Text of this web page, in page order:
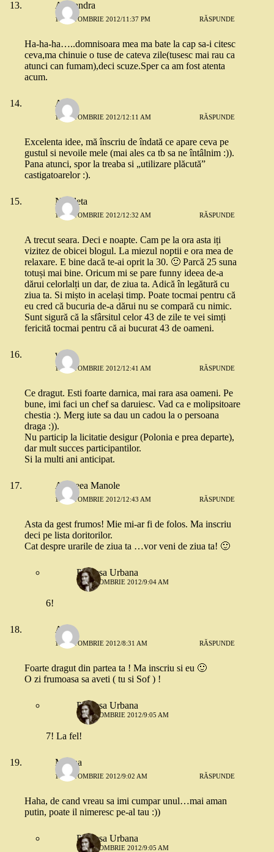
Alexandra
17 OCTOMBRIE 2012/11:37 PM RĂSPUNDE
Ha-ha-ha…..domnisoara mea ma bate la cap sa-i citesc
ceva,ma chinuie o tuse de cateva zile(tusesc mai rau ca
atunci can fumam),deci scuze.Sper ca am fost atenta
acum.
Ane
18 OCTOMBRIE 2012/12:11 AM RĂSPUNDE
Excelenta idee, mă înscriu de îndată ce apare ceva pe
gustul si nevoile mele (mai ales ca tb sa ne întâlnim :)).
Pana atunci, spor la treaba si „utilizare plăcută”
castigatoarelor :).
Nicoleta
18 OCTOMBRIE 2012/12:32 AM RĂSPUNDE
A trecut seara. Deci e noapte. Cam pe la ora asta iți
vizitez de obicei blogul. La miezul noptii e ora mea de
relaxare. E bine dacă te-ai oprit la 30. 🙂 Parcă 25 suna
totuși mai bine. Oricum mi se pare funny ideea de-a
dărui celorlalți un dar, de ziua ta. Adică în legătură cu
ziua ta. Si mișto in același timp. Poate tocmai pentru că
eu cred că bucuria de-a dărui nu se compară cu nimic.
Sunt sigură că la sfârsitul celor 43 de zile te vei simți
fericită tocmai pentru că ai bucurat 43 de oameni.
wlfp
18 OCTOMBRIE 2012/12:41 AM RĂSPUNDE
Ce dragut. Esti foarte darnica, mai rara asa oameni. Pe
bune, imi faci un chef sa daruiesc. Vad ca e molipsitoare
chestia :). Merg iute sa dau un cadou la o persoana
draga :)).
Nu particip la licitatie desigur (Polonia e prea departe),
dar mult succes participantilor.
Si la multi ani anticipat.
Andreea Manole
18 OCTOMBRIE 2012/12:43 AM RĂSPUNDE
Asta da gest frumos! Mie mi-ar fi de folos. Ma inscriu
deci pe lista doritorilor.
Cat despre urarile de ziua ta …vor veni de ziua ta! 🙂
Printesa Urbana
18 OCTOMBRIE 2012/9:04 AM
6!
Alina
18 OCTOMBRIE 2012/8:31 AM RĂSPUNDE
Foarte dragut din partea ta ! Ma inscriu si eu 🙂
O zi frumoasa sa aveti ( tu si Sof ) !
Printesa Urbana
18 OCTOMBRIE 2012/9:05 AM
7! La fel!
Malina
18 OCTOMBRIE 2012/9:02 AM RĂSPUNDE
Haha, de cand vreau sa imi cumpar unul…mai aman
putin, poate il nimeresc pe-al tau :))
Printesa Urbana
18 OCTOMBRIE 2012/9:05 AM